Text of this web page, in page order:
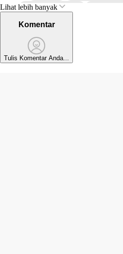
Tata Cara Puasa Arafah
Hari Raya Idul Adha
Lihat lebih banyak
Komentar
Tulis Komentar Anda...